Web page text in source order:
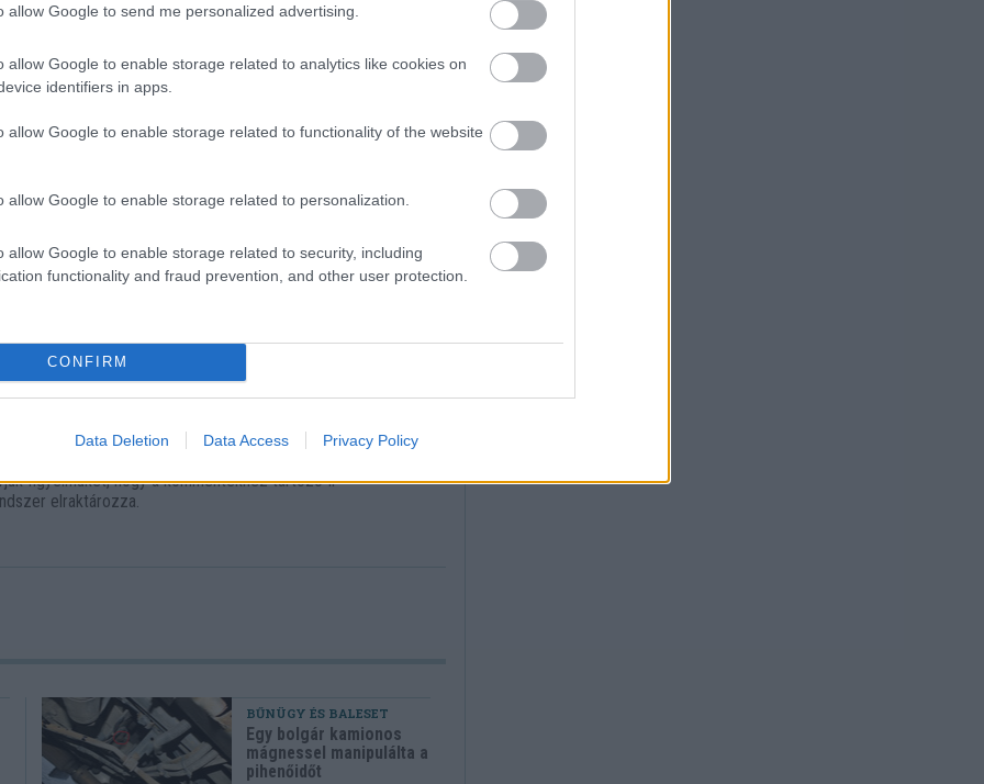
allow Google to send me personalized advertising.
allow Google to enable storage related to analytics like cookies on
identifiers in apps.
allow Google to enable storage related to functionality of the website
allow Google to enable storage related to personalization.
allow Google to enable storage related to security, including
functionality and fraud prevention, and other user protection.
CONFIRM
Data Deletion Data Access Privacy Policy
gyártott több autót a
évig biztosan marad a négy
is Audi
az olyan kommentek megírásától, melyek mások
figyelmüket, hogy a kommentekhez tartozó IP
elraktározza.
BŰNÜGY ÉS BALESET
Egy bolgár kamionos
mágnessel manipulálta a
pihenőidőt